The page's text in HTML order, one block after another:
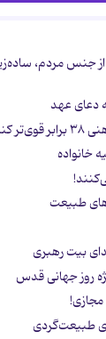
جنس مردم،
دعای عهد
طبیعت
بیت رهبری
روز جهانی قدس